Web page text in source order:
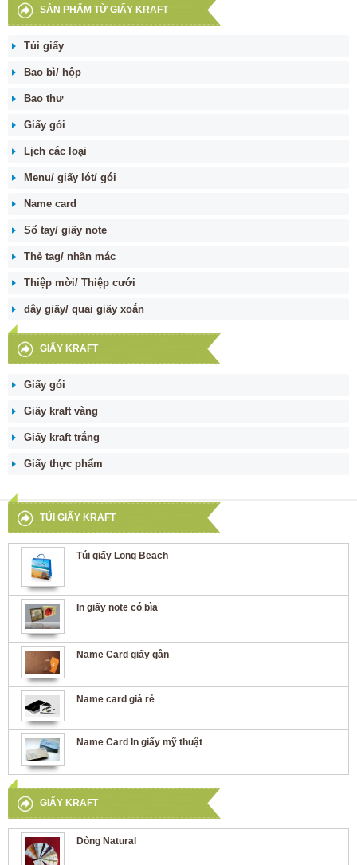
SẢN PHẨM TỪ GIẤY KRAFT
Túi giấy
Bao bì/ hộp
Bao thư
Giấy gói
Lịch các loại
Menu/ giấy lót/ gói
Name card
Sổ tay/ giấy note
Thẻ tag/ nhãn mác
Thiệp mời/ Thiệp cưới
dây giấy/ quai giấy xoắn
GIẤY KRAFT
Giấy gói
Giấy kraft vàng
Giấy kraft trắng
Giấy thực phẩm
TÚI GIẤY KRAFT
Túi giấy Long Beach
In giấy note có bìa
Name Card giấy gân
Name card giá rẻ
Name Card In giấy mỹ thuật
GIẤY KRAFT
Dòng Natural